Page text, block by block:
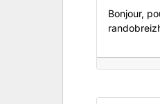
Bonjour,